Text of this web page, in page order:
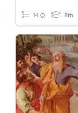
14 Q 8th